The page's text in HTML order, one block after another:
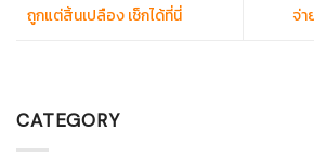
ถูกแต่สิ้นเปลือง เช็กได้ที่นี่
จ่า
CATEGORY